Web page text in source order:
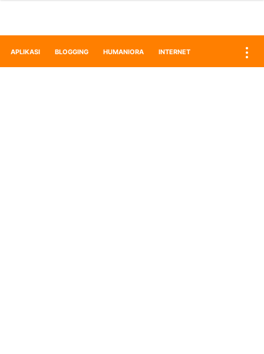
APLIKASI BLOGGING HUMANIORA INTERNET